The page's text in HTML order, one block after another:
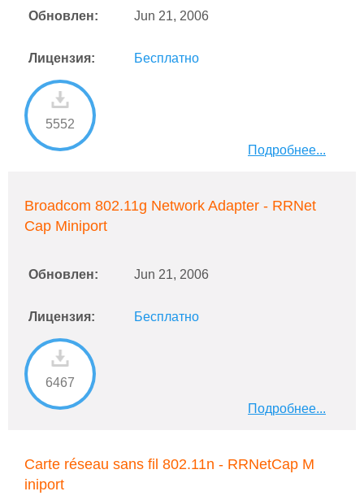
Обновлен: Jun 21, 2006
Лицензия: Бесплатно
5552
Подробнее...
Broadcom 802.11g Network Adapter - RRNet
Cap Miniport
Обновлен: Jun 21, 2006
Лицензия: Бесплатно
6467
Подробнее...
Carte réseau sans fil 802.11n - RRNetCap M
iniport